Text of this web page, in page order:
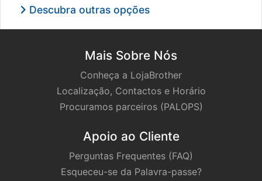
Descubra outras opções
Mais Sobre Nós
Conheça a LojaBrother
Localização, Contactos e Horário
Procuramos parceiros (PALOPS)
Apoio ao Cliente
Perguntas Frequentes (FAQ)
Esqueceu-se da Palavra-passe?